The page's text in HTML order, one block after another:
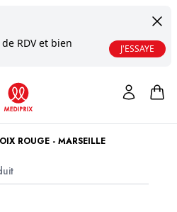
RDV et bien
J'ESSAYE
ROUGE - MARSEILLE